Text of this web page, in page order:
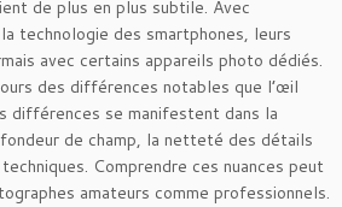
de plus en plus subtile. Avec
technologie des smartphones, leurs
avec certains appareils photo dédiés.
des différences notables que l’œil
différences se manifestent dans la
de champ, la netteté des détails
Comprendre ces nuances peut
amateurs comme professionnels.